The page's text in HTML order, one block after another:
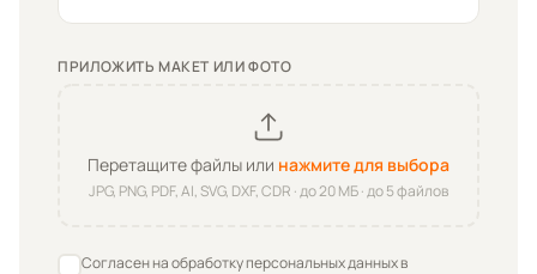
ПРИЛОЖИТЬ МАКЕТ ИЛИ ФОТО
Перетащите файлы или нажмите для выбора
JPG, PNG, PDF, AI, SVG, DXF, CDR · до20МБ · до 5 файлов
Согласен на обработку персональных данных в